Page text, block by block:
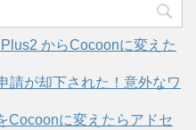
からCocoonに変えた
請が却下された！意外なワ
Cocoonに変えたらアドセ